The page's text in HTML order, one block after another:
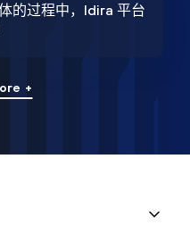
的过程中，Idira 平台
+